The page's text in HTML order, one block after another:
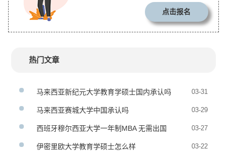
点击报名
热门文章
马来西亚新纪元大学教育学硕士国内承认吗 03-31
马来西亚赛城大学中国承认吗 03-29
西班牙穆尔西亚大学一年制MBA 无需出国 03-27
伊密里欧大学教育学硕士怎么样 03-22